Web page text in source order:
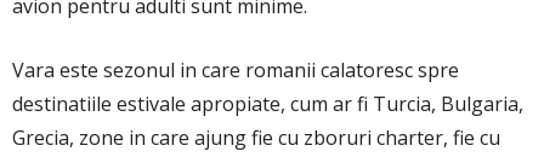
avion pentru adulti sunt minime.
Vara este sezonul in care romanii calatoresc spre
destinatiile estivale apropiate, cum ar fi Turcia, Bulgaria,
Grecia, zone in care ajung fie cu zboruri charter, fie cu